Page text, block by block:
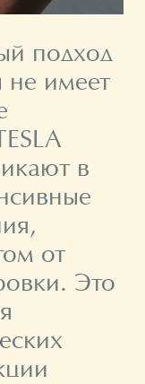
подход
не имеет
в
от
Это